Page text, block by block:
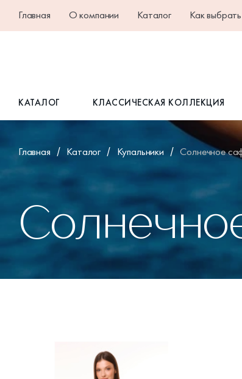
Главная О компании Каталог Как выбрать
КАТАЛОГ КЛАССИЧЕСКАЯ КОЛЛЕКЦИЯ
Главная Каталог Купальники Солнечное